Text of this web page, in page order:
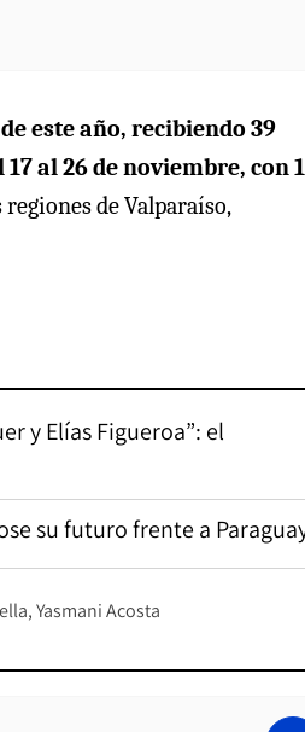
este año, recibiendo 39
al 26 de noviembre, con
de Valparaíso,
y Elías Figueroa”: el
su futuro frente a
Yasmani Acosta